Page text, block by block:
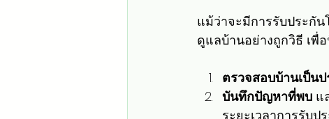
แม้ว่าจะมีการรับประกัน
ดูแลบ้านอย่างถูกวิธี เ
ตรวจสอบบ้านเป็น
บันทึกปัญหาที่พบ แ
ระยะเวลาการรับป